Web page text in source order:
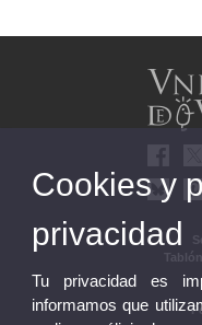
Cookies y
privacidad
Tu privacidad es
informamos que